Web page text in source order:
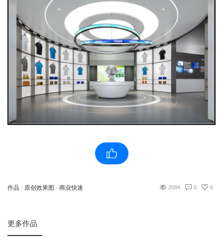
作品 - 原创效果图 - 商业快速 2084 0 6
更多作品